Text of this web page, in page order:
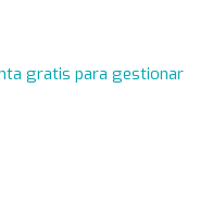
gratis para gestionar